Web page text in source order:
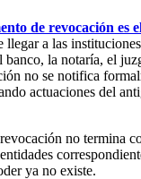
de revocación es
llegar a las
la notaría, el
no se notifica
actuaciones del
no termina
ya no existe.